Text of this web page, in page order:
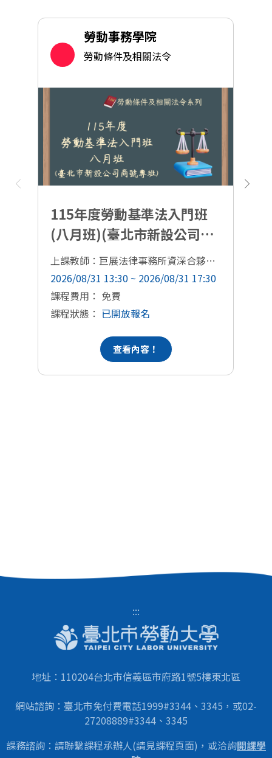
勞動事務學院
勞動條件及相關法令
115年度勞動基準法入門班
(八月班)(臺北市新設公司商
號專班)
上課教師：巨展法律事務所資深合夥人張軒豪律師
2026/08/31 13:30 ~ 2026/08/31 17:30
課程費用： 免費
課程狀態： 已開放報名
查看內容！
:::
地址：110204台北市信義區市府路1號5樓東北區
網站諮詢：臺北市免付費電話1999#3344、3345，或02-
27208889#3344、3345
課務諮詢：請聯繫課程承辦人(請見課程頁面)，或洽詢開課學